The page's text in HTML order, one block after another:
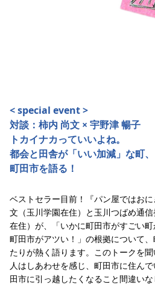
< special event >
対談：柿内 尚文 × 宇野津 暢子
トカイナカっていいよね。
都会と田舎が「いい加減」な町、
町田市を語る！
ベストセラー目前！『パン屋ではお
文（玉川学園在住）と玉川つばめ通
在住）が、「いかに町田市がすごい
町田市がアツい！」の根拠について
たりが熱く語ります。このトークを
人はしあわせを感じ、町田市に住ん
田市に引っ越したくなること間違いな